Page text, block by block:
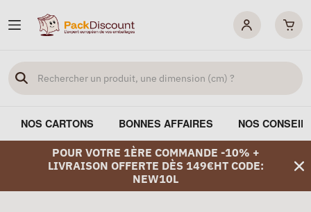
NOS CARTONS BONNES AFFAIRES NOS
POUR VOTRE 1ÈRE COMMANDE -10% +
LIVRAISON OFFERTE DÈS 149€HT CODE:
NEW10L